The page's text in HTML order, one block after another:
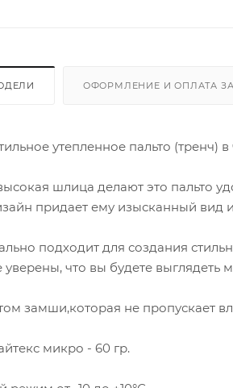
ОФОРМЛЕНИЕ И ОПЛАТА
утепленное пальто
шлица делают это пальто
придает ему изысканный вид
подходит для создания
уверены, что вы будете
замши,которая не пропускает
микро - 60 гр.